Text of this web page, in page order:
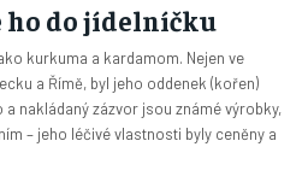
ho do jídelníčku
kurkuma a kardamom. Nejen ve
a Římě, byl jeho oddenek (kořen)
nakládaný zázvor jsou známé výrobky,
– jeho léčivé vlastnosti byly ceněny a